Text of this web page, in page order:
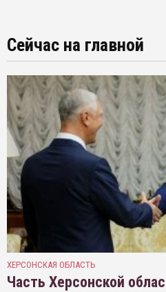
Сейчас на главной
ХЕРСОНСКАЯ ОБЛАСТЬ
Часть Херсонской